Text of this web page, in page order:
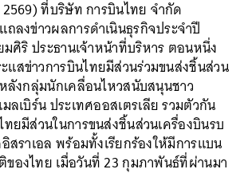
ที่บริษัท การบินไทย จำกัด
ลงข่าวผลการดำเนินธุรกิจประจำปี
มศิริ ประธานเจ้าหน้าที่บริหาร ตอนหนึ่ง
สข่าวการบินไทยมีส่วนร่วมขนส่งชิ้นส่วน
ลังกลุ่มนักเคลื่อนไหวสนับสนุนชาว
ลเบิร์น ประเทศออสเตรเลีย รวมตัวกัน
ทยมีส่วนในการขนส่งชิ้นส่วนเครื่องบินรบ
สราเอล พร้อมทั้งเรียกร้องให้มีการแบน
ของไทย เมื่อวันที่ 23 กุมภาพันธ์ที่ผ่านมา